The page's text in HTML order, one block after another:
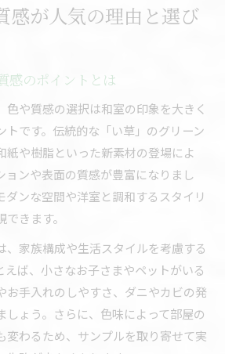
感が人気の理由と選び
感のポイントとは
色や質感の選択は和室の印象を大きく
トです。伝統的な「い草」のグリーン
紙や樹脂といった新素材の登場によ
ョンや表面の質感が豊富になりまし
ダンな空間や洋室と調和するスタイリ
きます。
、家族構成や生活スタイルを考慮する
えば、小さなお子さまやペットがいる
お手入れのしやすさ、ダニやカビの発
しょう。さらに、色味によって部屋の
変わるため、サンプルを取り寄せて実